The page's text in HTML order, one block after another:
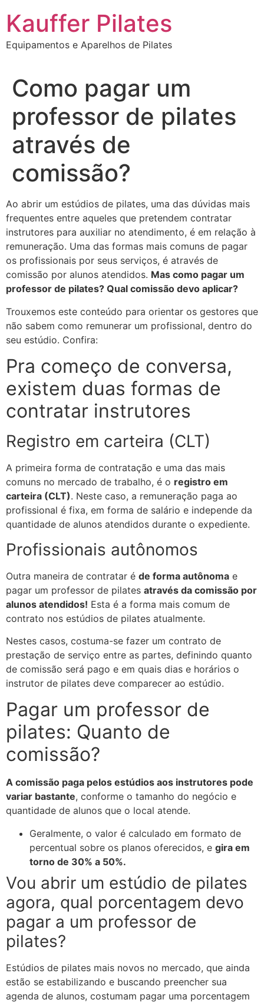
para
conteúdo
Kauffer Pilates
Equipamentos e Aparelhos de Pilates
Como pagar um
professor de pilates
através de
comissão?
Ao abrir um estúdios de pilates, uma das dúvidas mais
frequentes entre aqueles que pretendem contratar
instrutores para auxiliar no atendimento, é em relação à
remuneração. Uma das formas mais comuns de pagar
os profissionais por seus serviços, é através de
comissão por alunos atendidos. Mas como pagar um
professor de pilates? Qual comissão devo aplicar?
Trouxemos este conteúdo para orientar os gestores que
não sabem como remunerar um profissional, dentro do
seu estúdio. Confira:
Pra começo de conversa,
existem duas formas de
contratar instrutores
Registro em carteira (CLT)
A primeira forma de contratação e uma das mais
comuns no mercado de trabalho, é o registro em
carteira (CLT). Neste caso, a remuneração paga ao
profissional é fixa, em forma de salário e independe da
quantidade de alunos atendidos durante o expediente.
Profissionais autônomos
Outra maneira de contratar é de forma autônoma e
pagar um professor de pilates através da comissão por
alunos atendidos! Esta é a forma mais comum de
contrato nos estúdios de pilates atualmente.
Nestes casos, costuma-se fazer um contrato de
prestação de serviço entre as partes, definindo quanto
de comissão será pago e em quais dias e horários o
instrutor de pilates deve comparecer ao estúdio.
Pagar um professor de
pilates: Quanto de
comissão?
A comissão paga pelos estúdios aos instrutores pode
variar bastante, conforme o tamanho do negócio e
quantidade de alunos que o local atende.
Geralmente, o valor é calculado em formato de
percentual sobre os planos oferecidos, e gira em
torno de 30% a 50%.
Vou abrir um estúdio de pilates
agora, qual porcentagem devo
pagar a um professor de
pilates?
Estúdios de pilates mais novos no mercado, que ainda
estão se estabilizando e buscando preencher sua
agenda de alunos, costumam pagar uma porcentagem